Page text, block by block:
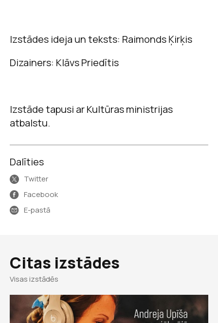
Izstādes ideja un teksts: Raimonds Ķirķis
Dizainers: Klāvs Priedītis
Izstāde tapusi ar Kultūras ministrijas
atbalstu.
Dalīties
Twitter
Facebook
E-pastā
Citas izstādes
Visas izstādēs